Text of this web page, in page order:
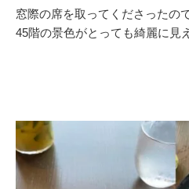
窓際の席を取ってくださったので
45階の景色がとっても綺麗に見